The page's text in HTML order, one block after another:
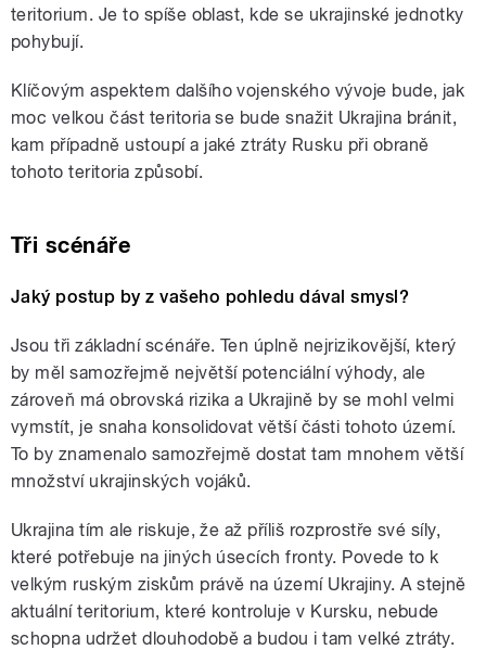
teritorium. Je to spíše oblast, kde se ukrajinské jednotky
pohybují.
Klíčovým aspektem dalšího vojenského vývoje bude, jak
moc velkou část teritoria se bude snažit Ukrajina bránit,
kam případně ustoupí a jaké ztráty Rusku při obraně
tohoto teritoria způsobí.
Tři scénáře
Jaký postup by z vašeho pohledu dával smysl?
Jsou tři základní scénáře. Ten úplně nejrizikovější, který
by měl samozřejmě největší potenciální výhody, ale
zároveň má obrovská rizika a Ukrajině by se mohl velmi
vymstít, je snaha konsolidovat větší části tohoto území.
To by znamenalo samozřejmě dostat tam mnohem větší
množství ukrajinských vojáků.
Ukrajina tím ale riskuje, že až příliš rozprostře své síly,
které potřebuje na jiných úsecích fronty. Povede to k
velkým ruským ziskům právě na území Ukrajiny.A stejně
aktuální teritorium, které kontroluje v Kursku, nebude
schopna udržet dlouhodobě a budou i tam velké ztráty.